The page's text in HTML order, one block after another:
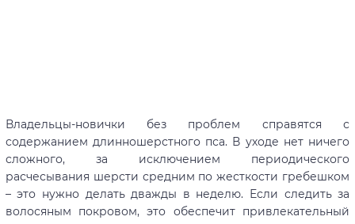
Владельцы-новички без проблем справятся с
содержанием длинношерстного пса. В уходе нет ничего
сложного, за исключением периодического
расчесывания шерсти средним по жесткости гребешком
– это нужно делать дважды в неделю. Если следить за
волосяным покровом, это обеспечит привлекательный